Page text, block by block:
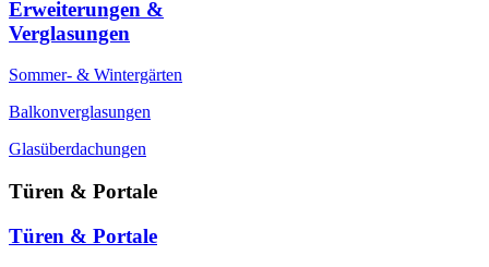
Erweiterungen &
Verglasungen
Sommer- & Wintergärten
Balkonverglasungen
Glasüberdachungen
Türen & Portale
Türen & Portale